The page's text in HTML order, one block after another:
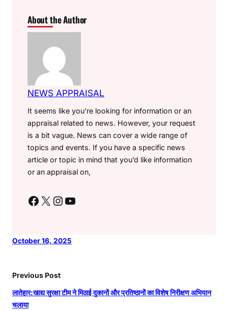
About the Author
NEWS APPRAISAL
It seems like you’re looking for information or an
appraisal related to news. However, your request
is a bit vague. News can cover a wide range of
topics and events. If you have a specific news
article or topic in mind that you’d like information
or an appraisal on,
Facebook X Instagram YouTube
October 16, 2025
Previous Post
लातेहार:खाद्य सुरक्षा टीम ने मिठाई दुकानों और प्रतिष्ठानों का विशेष निरीक्षण अभियान
चलाया